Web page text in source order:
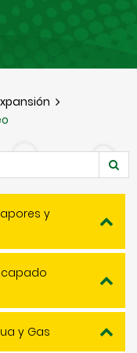
y
y Gas